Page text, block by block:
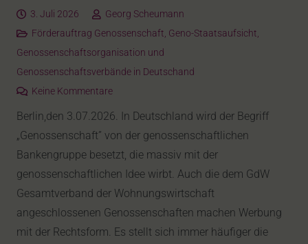
3. Juli 2026
Georg Scheumann
Förderauftrag Genossenschaft, Geno-Staatsaufsicht,
Genossenschaftsorganisation und
Genossenschaftsverbände in Deutschand
Keine Kommentare
Berlin,den 3.07.2026. In Deutschland wird der Begriff
„Genossenschaft” von der genossenschaftlichen
Bankengruppe besetzt, die massiv mit der
genossenschaftlichen Idee wirbt. Auch die dem GdW
Gesamtverband der Wohnungswirtschaft
angeschlossenen Genossenschaften machen Werbung
mit der Rechtsform. Es stellt sich immer häufiger die